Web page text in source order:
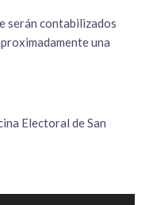
serán contabilizados
una
Electoral de San